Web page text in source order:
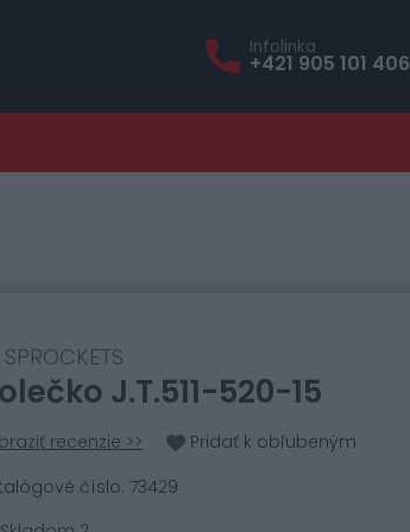
Infolinka
+421 905 101 406
J.T.511-520-15
recenzie >>
Pridať k obľubeným
číslo: 73429